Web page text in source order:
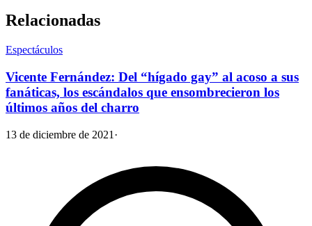
Relacionadas
Espectáculos
Vicente Fernández: Del “hígado gay” al acoso a sus
fanáticas, los escándalos que ensombrecieron los
últimos años del charro
13 de diciembre de 2021 ·